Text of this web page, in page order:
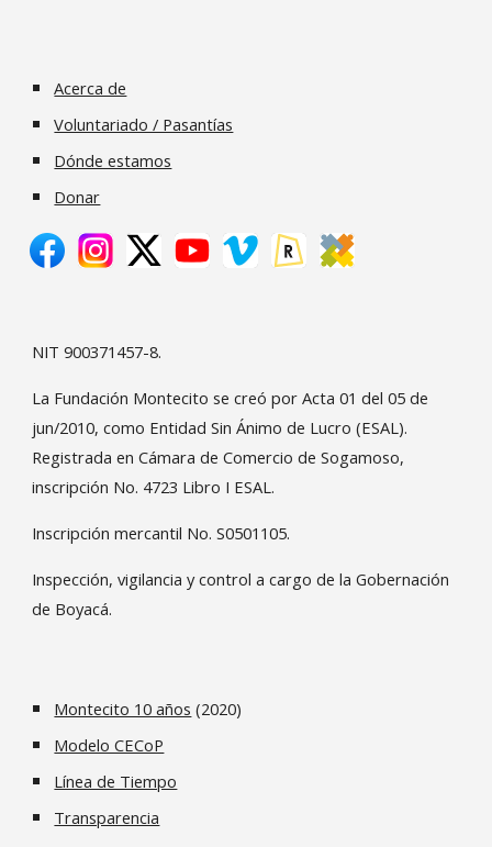
Acerca de
Voluntariado / Pasantías
Dónde estamos
Donar
NIT 900371457-8.
La Fundación Montecito se creó por Acta 01 del 05 de
jun/2010, como Entidad Sin Ánimo de Lucro (ESAL).
Registrada en Cámara de Comercio de Sogamoso,
inscripción No. 4723 Libro I ESAL.
Inscripción mercantil No. S0501105.
Inspección, vigilancia y control a cargo de la Gobernación
de Boyacá.
Montecito 10 años (2020)
Modelo CECoP
Línea de Tiempo
Transparencia